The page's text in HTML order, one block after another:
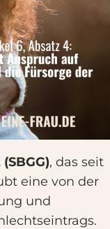
, das seit
eine von der
und